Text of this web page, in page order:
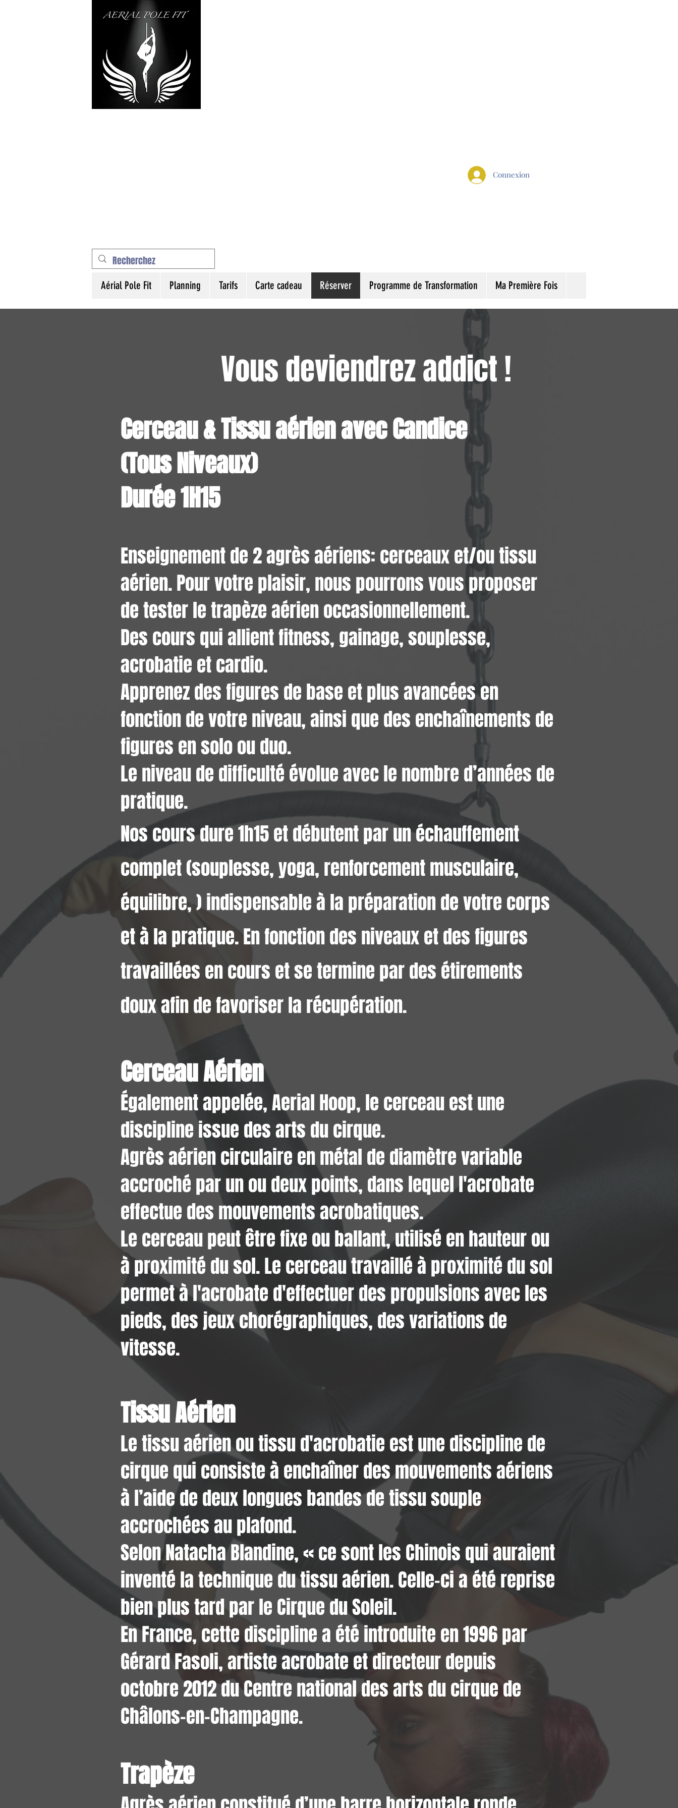
Connexion
Aérial Pole Fit Planning Tarifs Carte cadeau Réserver Programme de Transformation Ma Première Fois
Vous deviendrez addict !
Cerceau & Tissu aérien avec Candice
(Tous Niveaux)
Durée 1H15
Enseignement de 2 agrès aériens: cerceaux et/ou tissu
aérien. Pour votre plaisir, nous pourrons vous proposer
de tester le trapèze aérien occasionnellement.
Des cours qui allient fitness, gainage, souplesse,
acrobatie et cardio.
Apprenez des figures de base et plus avancées en
fonction de votre niveau, ainsi que des enchaînements de
figures en solo ou duo.
Le niveau de difficulté évolue avec le nombre d’années de
pratique.
Nos cours dure 1h15 et débutent par un échauffement
complet (souplesse, yoga, renforcement musculaire,
équilibre, )indispensableà la préparation de votre corps
et à la pratique. En fonction des niveaux et des figures
travaillées en cours et se termine par des étirements
doux afin de favoriser la récupération.
Cerceau Aérien
Également appelée, Aerial Hoop, le cerceau est une
discipline issue des arts du cirque.
Agrès aérien circulaire en métal de diamètre variable
accroché par un ou deux points, dans lequel l'acrobate
effectue des mouvements acrobatiques.
Le cerceau peut être fixe ou ballant, utilisé en hauteur ou
à proximité du sol. Le cerceau travaillé à proximité du sol
permet à l'acrobate d'effectuer des propulsions avec les
pieds, des jeux chorégraphiques, des variations de
vitesse.
Tissu Aérien
Le tissu aérien ou tissu d'acrobatie est une discipline de
cirque qui consiste à enchaîner des mouvements aériens
à l’aide de deux longues bandes de tissu souple
accrochées au plafond.
Selon Natacha Blandine, « ce sont les Chinois qui auraient
inventé la technique du tissu aérien. Celle-ci a été reprise
bien plus tard par le Cirque du Soleil.
En France, cette discipline a été introduite en 1996 par
Gérard Fasoli, artiste acrobate et directeur depuis
octobre 2012 du Centre national des arts du cirque de
Châlons-en-Champagne.
Trapèze